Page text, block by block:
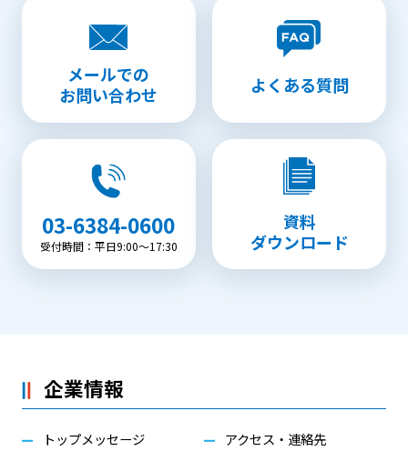
メールでの
お問い合わせ
よくある質問
03-6384-0600
受付時間：平日9:00〜17:30
資料
ダウンロード
企業情報
トップメッセージ
アクセス・連絡先